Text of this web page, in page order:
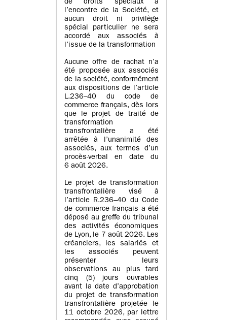
de droits spéciaux à
l’encontre de la Société, et
aucun droit ni privilège
spécial particulier ne sera
accordé aux associés à
l’issue de la transformation
Aucune offre de rachat n’a
été proposée aux associés
de la société, conformément
aux dispositions de l’article
L.236–40 du code de
commerce français, dès lors
que le projet de traité de
transformation
transfrontalière a été
arrêtée à l’unanimité des
associés, aux termes d’un
procès-verbal en date du
6 août 2026.
Le projet de transformation
transfrontalière visé à
l’article R.236–40 du Code
de commerce français a été
déposé au greffe du tribunal
des activités économiques
de Lyon, le 7 août 2026. Les
créanciers, les salariés et
les associés peuvent
présenter leurs
observations au plus tard
cinq (5) jours ouvrables
avant la date d’approbation
du projet de transformation
transfrontalière projetée le
11 octobre 2026, par lettre